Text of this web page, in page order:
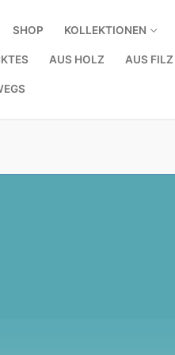
SHOP KOLLEKTIONEN
AUS HOLZ AUS FILZ